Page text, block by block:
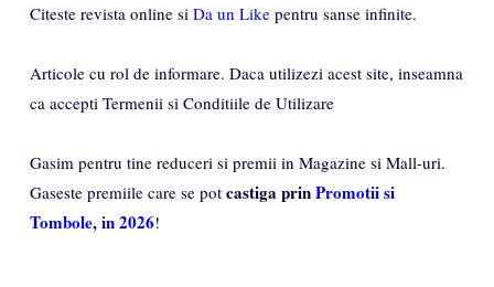
Citeste revista online si Da un Like pentru sanse infinite.
Articole cu rol de informare. Daca utilizezi acest site, inseamna
ca accepti Termenii si Conditiile de Utilizare
Gasim pentru tine reduceri si premii in Magazine si Mall-uri.
Gaseste premiile care se pot castiga prinPromotii si
Tombole, in 2026!